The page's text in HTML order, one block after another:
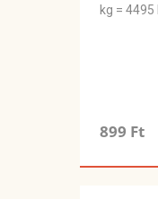
kg = 4495
899 Ft